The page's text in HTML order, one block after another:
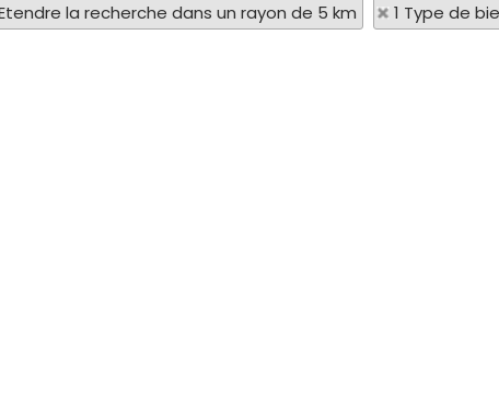
la recherche dans un rayon de 5 km
1 Type de